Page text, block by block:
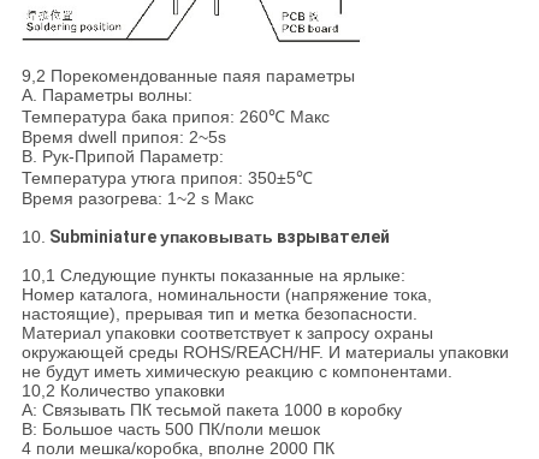
9,2 Порекомендованные паяя параметры
A. Параметры волны:
Температура бака припоя: 260℃ Макс
Время dwell припоя: 2~5s
B. Рук-Припой Параметр:
Температура утюга припоя: 350±5℃
Время разогрева: 1~2 s Макс
10. Subminiatureупаковывать взрывателей
10,1 Следующие пункты показанные на ярлыке:
Номер каталога, номинальности (напряжение тока,
настоящие), прерывая тип и метка безопасности.
Материал упаковки соответствует к запросу охраны
окружающей среды ROHS/REACH/HF. И материалы упаковки
не будут иметь химическую реакцию с компонентами.
10,2 Количество упаковки
A: Связывать ПК тесьмой пакета 1000 в коробку
B: Большое часть 500 ПК/поли мешок
4 поли мешка/коробка, вполне 2000 ПК